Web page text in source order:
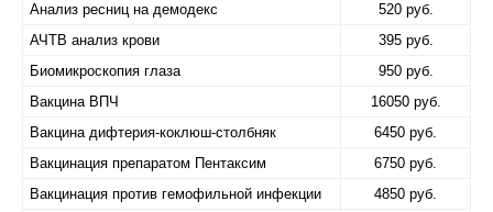
Анализ ресниц на демодекс
520 руб.
АЧТВ анализ крови
395 руб.
Биомикроскопия глаза
950 руб.
Вакцина ВПЧ
16050 руб.
Вакцина дифтерия-коклюш-столбняк
6450 руб.
Вакцинация препаратом Пентаксим
6750 руб.
Вакцинация против гемофильной инфекции
4850 руб.